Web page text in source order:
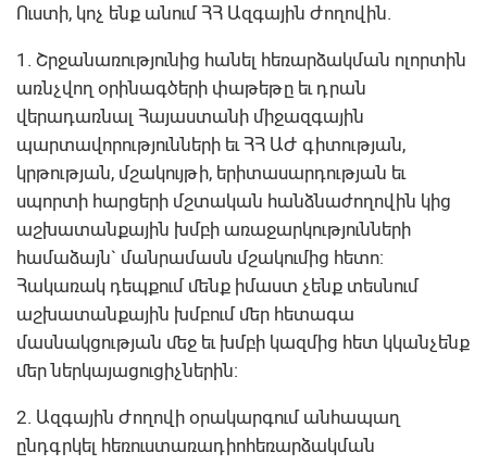
Ուստի, կոչ ենք անում ՀՀ Ազգային Ժողովին.
1. Շրջանառությունից հանել հեռարձակման ոլորտին
առնչվող օրինագծերի փաթեթը եւ դրան
վերադառնալ Հայաստանի միջազգային
պարտավորությունների եւ ՀՀ ԱԺ գիտության,
կրթության, մշակույթի, երիտասարդության եւ
սպորտի հարցերի մշտական հանձնաժողովին կից
աշխատանքային խմբի առաջարկությունների
համաձայն` մանրամասն մշակումից հետո:
Հակառակ դեպքում մենք իմաստ չենք տեսնում
աշխատանքային խմբում մեր հետագա
մասնակցության մեջ եւ խմբի կազմից հետ կկանչենք
մեր ներկայացուցիչներին:
2. Ազգային Ժողովի օրակարգում անհապաղ
ընդգրկել հեռուստառադիոհեռարձակման